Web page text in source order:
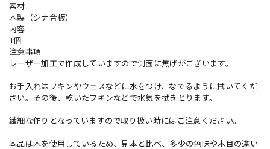
素材
木製（シナ合板）
内容
1個
注意事項
レーザー加工で作成していますので側面に焦げがございます。
お手入れはフキンやウェスなどに水をつけ、なでるように拭いてくだ
さい。その後、乾いたフキンなどで水気を拭きとります。
繊細な作りとなっていますので取り扱い時にはご注意ください。
本品は木を使用しているため、見本と比べ、多少の色味や木目の違い